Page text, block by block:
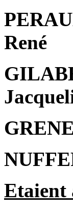
René
Etaient